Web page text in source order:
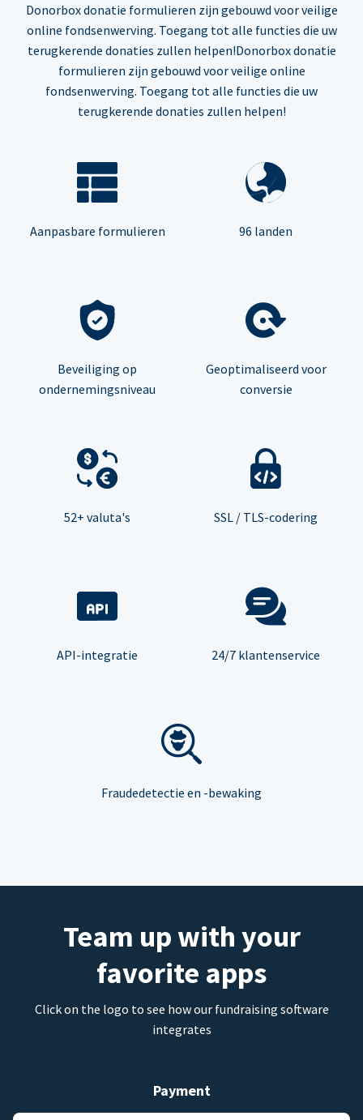
Donorbox donatie formulieren zijn gebouwd voor veilige
online fondsenwerving. Toegang tot alle functies die uw
terugkerende donaties zullen helpen!Donorbox donatie
formulieren zijn gebouwd voor veilige online
fondsenwerving. Toegang tot alle functies die uw
terugkerende donaties zullen helpen!
Aanpasbare formulieren 96 landen
Beveiliging op
ondernemingsniveau
Geoptimaliseerd voor
conversie
52+ valuta's SSL / TLS-codering
API-integratie 24/7 klantenservice
Fraudedetectie en -bewaking
Team up with your
favorite apps
Click on the logo to see how our fundraising software
integrates
Payment